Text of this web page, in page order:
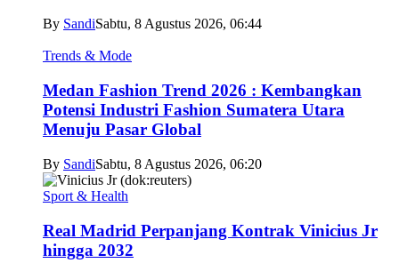
By SandiSabtu, 8 Agustus 2026, 06:44
Trends & Mode
Medan Fashion Trend 2026 : Kembangkan
Potensi Industri Fashion Sumatera Utara
Menuju Pasar Global
By SandiSabtu, 8 Agustus 2026, 06:20
Sport & Health
Real Madrid Perpanjang Kontrak Vinicius Jr
hingga 2032